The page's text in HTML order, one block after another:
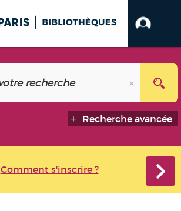
Recherche avancée
Comment s'inscrire ?